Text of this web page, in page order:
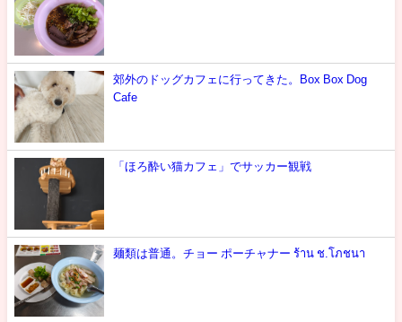
郊外のドッグカフェに行ってきた。Box Box Dog
Cafe
「ほろ酔い猫カフェ」でサッカー観戦
麺類は普通。チョー ポーチャナー ร้าน ช.โภชนา